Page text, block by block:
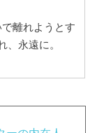
離れようとす
、永遠に。